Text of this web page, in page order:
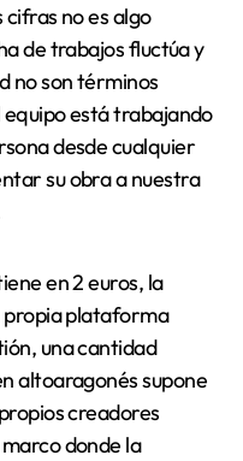
cifras no es algo
de trabajos fluctúa y
no son términos
está trabajando
desde cualquier
su obra a nuestra
en 2 euros, la
propia plataforma
una cantidad
altoaragonés supone
creadores
donde la